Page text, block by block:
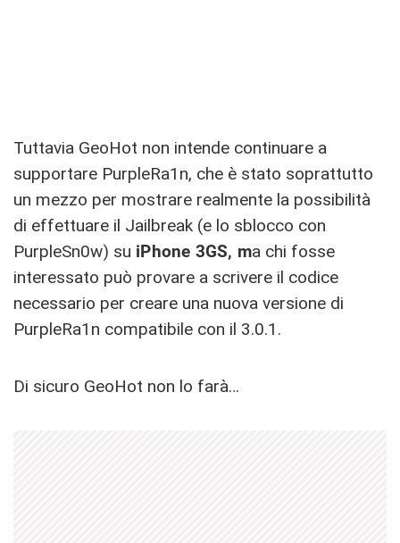
Tuttavia GeoHot non intende continuare a
supportare PurpleRa1n, che è stato soprattutto
un mezzo per mostrare realmente la possibilità
di effettuare il Jailbreak (e lo sblocco con
PurpleSn0w) su iPhone 3GS, ma chi fosse
interessato può provare a scrivere il codice
necessario per creare una nuova versione di
PurpleRa1n compatibile con il 3.0.1.
Di sicuro GeoHot non lo farà…